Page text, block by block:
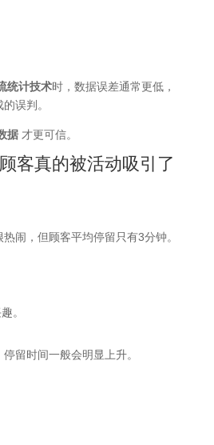
统计技术时，数据误差通常更低，
误判。
据才更可信。
客真的被活动吸引了
闹，但顾客平均停留只有3分钟。
。
留时间一般会明显上升。